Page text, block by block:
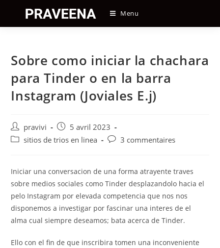
content
Menu
Sobre como iniciar la chachara
para Tinder o en la barra
Instagram (Joviales E.j)
Auteur/autrice
de
pravivi
Post
published:
5 avril 2023
Postsitios de trios en linea
Post3 commentaires
Iniciar una conversacion de una forma atrayente traves
sobre medios sociales como Tinder desplazandolo hacia el
pelo Instagram por elevada competencia que nos nos
disponemos a investigar por fascinar una interes de el
alma cual siempre deseamos; bata acerca de Tinder.
Ello con el fin de que inscribira tomen una inconveniente